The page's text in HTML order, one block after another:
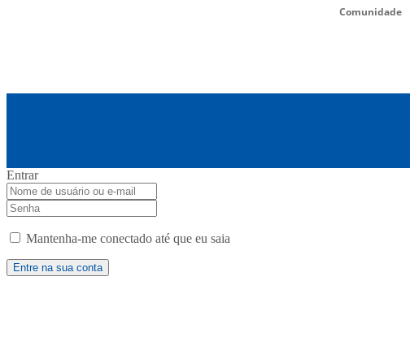
Comunidade
Entrar
Mantenha-me conectado até que eu saia